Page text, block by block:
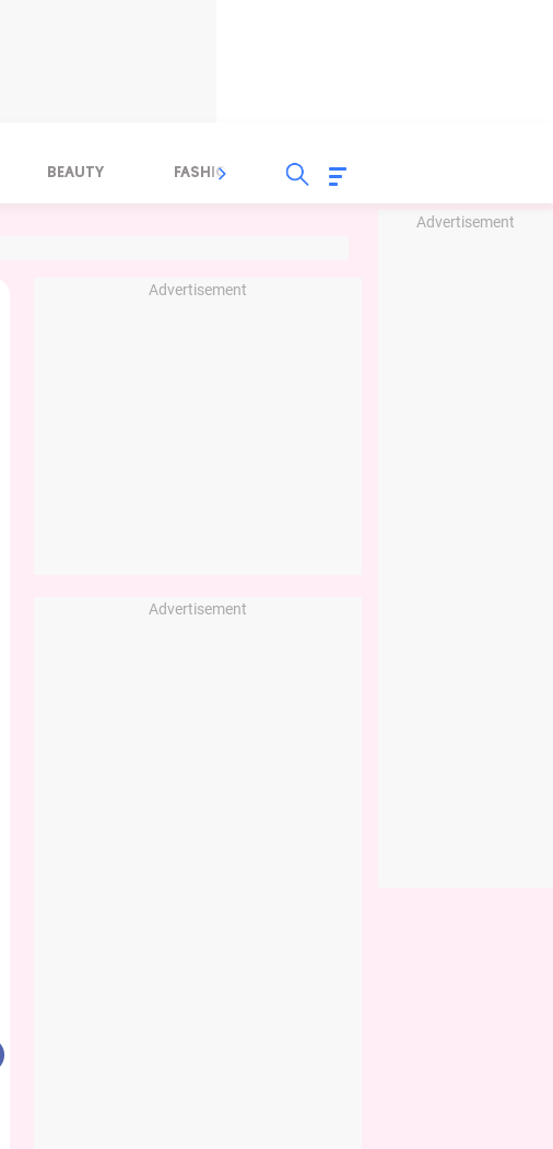
Advertisement
BEAUTY FASHION FOOD
Advertisement
Advertisement